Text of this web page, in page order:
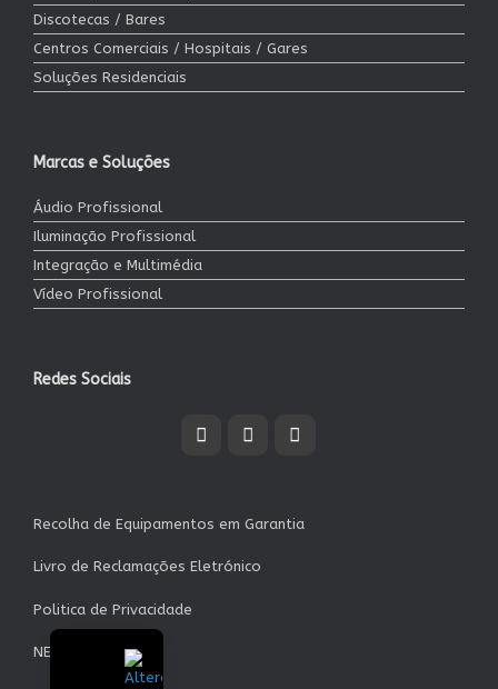
Discotecas / Bares
Centros Comerciais / Hospitais / Gares
Soluções Residenciais
Marcas e Soluções
Áudio Profissional
Iluminação Profissional
Integração e Multimédia
Vídeo Profissional
Redes Sociais
Recolha de Equipamentos em Garantia
Livro de Reclamações Eletrónico
Politica de Privacidade
NEWSLETTER